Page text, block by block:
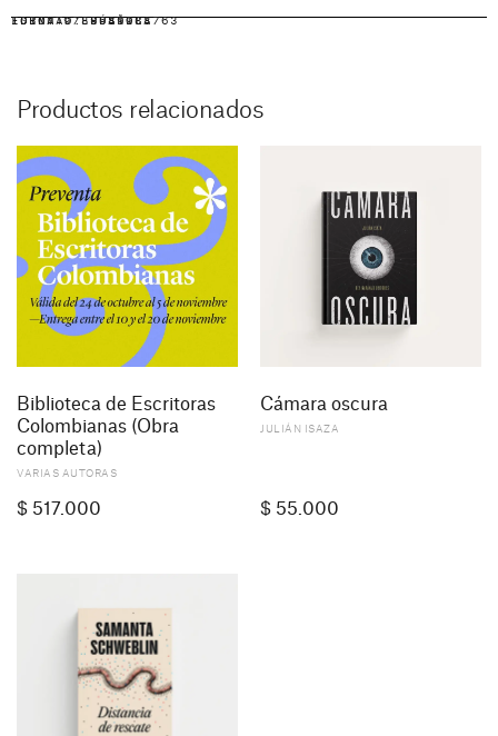
IDIOMA:ESPAÑOL
FORMATO:RÚSTICA
ISBN: 9789589988763
Productos relacionados
Biblioteca de Escritoras
Colombianas (Obra
completa)
VARIAS AUTORAS
$ 517.000
Cámara oscura
JULIÁN ISAZA
$ 55.000